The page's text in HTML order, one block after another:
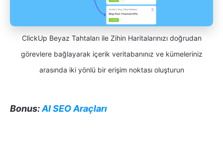
ClickUp Beyaz Tahtaları ile Zihin Haritalarınızı doğrudan
görevlere bağlayarak içerik veritabanınız ve kümeleriniz
arasında iki yönlü bir erişim noktası oluşturun
Bonus:AI SEO Araçları